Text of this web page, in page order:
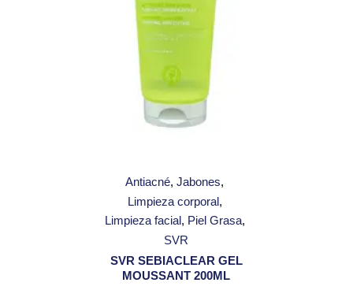
Antiacné Jabones
Limpieza corporal
Limpieza facial Piel Grasa
SVR
SVR SEBIACLEAR GEL
MOUSSANT 200ML